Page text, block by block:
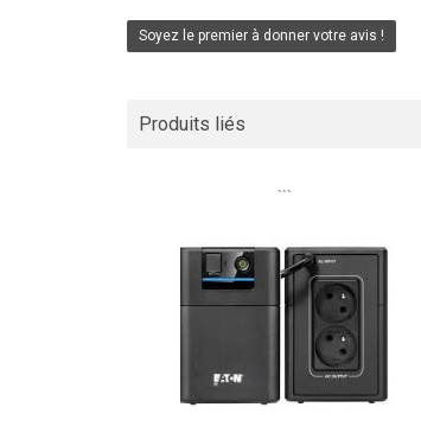
Soyez le premier à donner votre avis !
Produits liés
```